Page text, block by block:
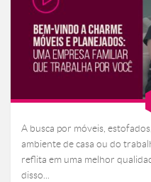
A busca por móveis,
ambiente de casa ou do
reflita em uma melhor
disso...